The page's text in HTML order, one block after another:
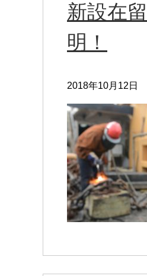
新設在
明！
2018年10月12日